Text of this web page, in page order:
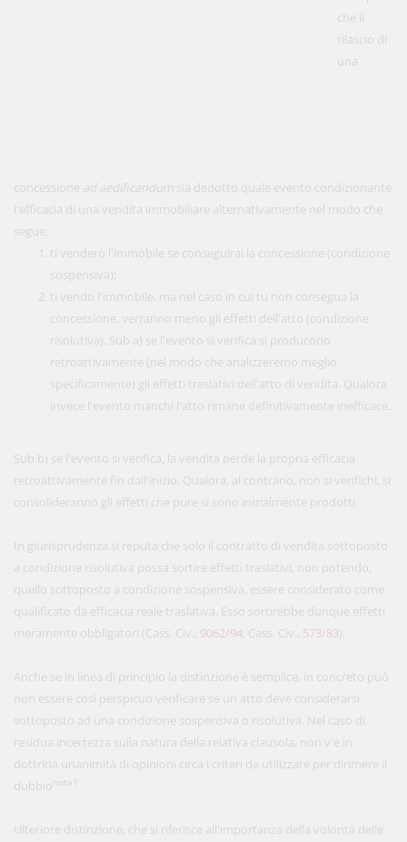
che il
rilascio di
una
concessione ad aedificandum sia dedotto quale evento condizionante
l'efficacia di una vendita immobiliare alternativamente nel modo che
segue:
ti venderò l'immobile se conseguirai la concessione (condizione
sospensiva);
ti vendo l'immobile, ma nel caso in cui tu non consegua la
concessione, verranno meno gli effetti dell'atto (condizione
risolutiva). Sub a) se l'evento si verifica si producono
retroattivamente (nel modo che analizzeremo meglio
specificamente) gli effetti traslativi dell'atto di vendita. Qualora
invece l'evento manchi l'atto rimane definitivamente inefficace.
Sub b) se l'evento si verifica, la vendita perde la propria efficacia
retroattivamente fin dall'inizio. Qualora, al contrario, non si verifichi, si
consolideranno gli effetti che pure si sono inizialmente prodotti.
In giurisprudenza si reputa che solo il contratto di vendita sottoposto
a condizione risolutiva possa sortire effetti traslativi, non potendo,
quello sottoposto a condizione sospensiva, essere considerato come
qualificato da efficacia reale traslativa. Esso sortirebbe dunque effetti
meramente obbligatori (Cass. Civ., 9062/94; Cass. Civ., 573/83).
Anche se in linea di principio la distinzione è semplice, in concreto può
non essere così perspicuo verificare se un atto deve considerarsi
sottoposto ad una condizione sospensiva o risolutiva. Nel caso di
residua incertezza sulla natura della relativa clausola, non v'è in
dottrina unanimità di opinioni circa i criteri da utilizzare per dirimere il
dubbionota1
Ulteriore distinzione, che si riferisce all'importanza della volontà delle